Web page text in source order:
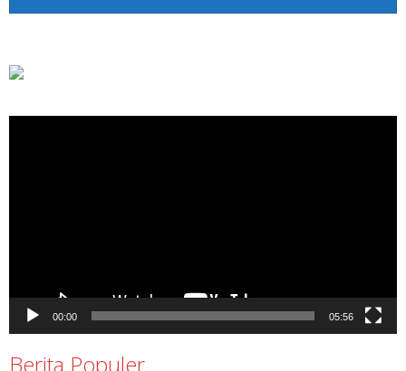
00:00 05:56
Berita Populer